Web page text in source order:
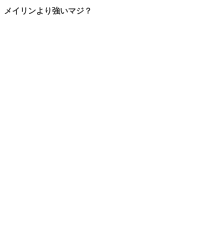
メイリンより強いマジ？